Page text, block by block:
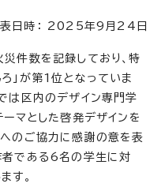
日時： 2025年9月24日
件数を記録しており、特
」が第1位となっていま
は区内のデザイン専門学
ーマとした啓発デザインを
のご協力に感謝の意を表
者である6名の学生に対
す。